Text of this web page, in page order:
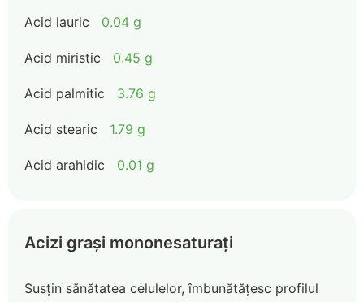
Acid lauric 0.04 g
Acid miristic 0.45 g
Acid palmitic 3.76 g
Acid stearic 1.79 g
Acid arahidic 0.01 g
Acizi grași mononesaturați
Susțin sănătatea celulelor, îmbunătățesc profilul